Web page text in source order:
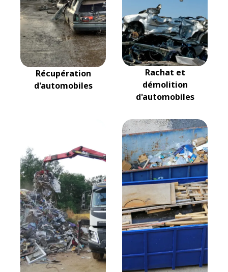
Récupération
d'automobiles
Rachat et
démolition
d'automobiles